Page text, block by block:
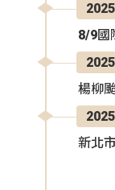
2025
8/9國
2025
楊柳
2025
新北